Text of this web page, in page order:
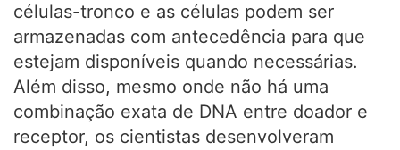
células-tronco e as células podem ser
armazenadas com antecedência para que
estejam disponíveis quando necessárias.
Além disso, mesmo onde não há uma
combinação exata de DNA entre doador e
receptor, os cientistas desenvolveram